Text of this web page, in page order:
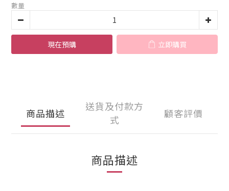
數量
現在預購 立即購買
商品描述
送貨及付款方
式
顧客評價
商品描述